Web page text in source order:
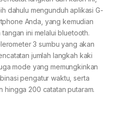
dahulu mengunduh aplikasi G-
Anda, yang kemudian
ini melalui bluetooth.
3 sumbu yang akan
jumlah langkah kaki
mode yang memungkinkan
pengatur waktu, serta
hingga 200 catatan putaram.